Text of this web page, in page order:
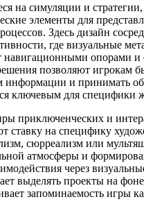
на симуляции и
элементы для
Здесь дизайн
где визуальные
навигационными опорами и
позволяют игрокам
информации и принимать
ключевым для специфики
приключенческих и
ставку на специфику
сюрреализм или
атмосферы и
через
выделять проекты на фоне
запоминаемость игры